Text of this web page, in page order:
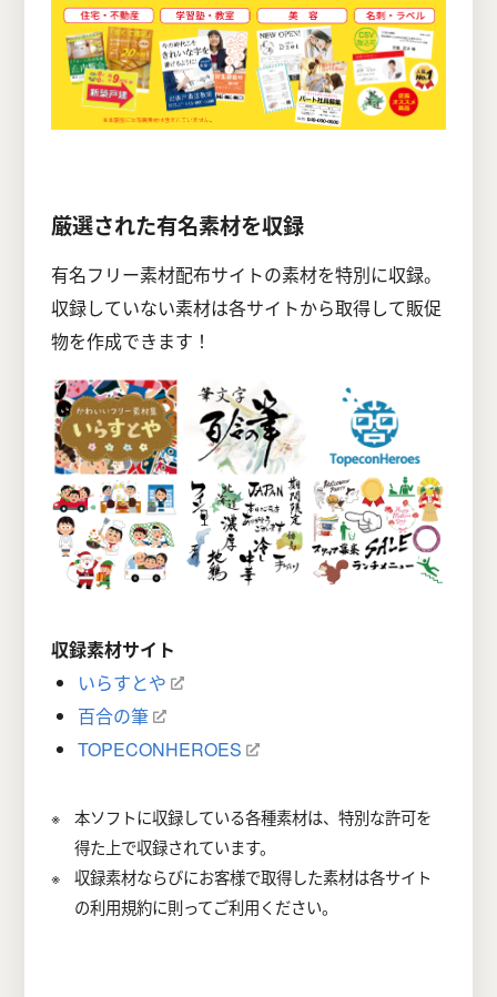
厳選された有名素材を収録
有名フリー素材配布サイトの素材を特別に収録。
収録していない素材は各サイトから取得して販促
物を作成できます！
収録素材サイト
いらすとや
百合の筆
TOPECONHEROES
本ソフトに収録している各種素材は、特別な許可を
得た上で収録されています。
収録素材ならびにお客様で取得した素材は各サイト
の利用規約に則ってご利用ください。